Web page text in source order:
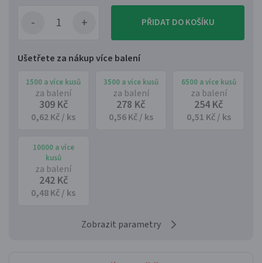
PŘIDAT DO KOŠÍKU
Ušetřete za nákup více balení
1500 a více kusů
za balení
309 Kč
0,62 Kč / ks
3500 a více kusů
za balení
278 Kč
0,56 Kč / ks
6500 a více kusů
za balení
254 Kč
0,51 Kč / ks
10000 a více
kusů
za balení
242 Kč
0,48 Kč / ks
Zobrazit parametry